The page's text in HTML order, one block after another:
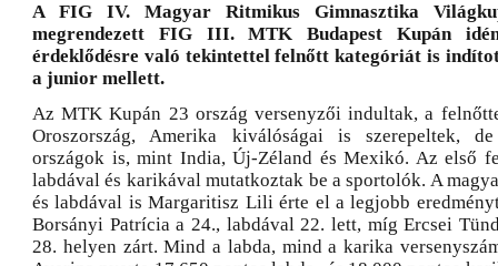
A FIG IV. Magyar Ritmikus Gimnasztika
megrendezett FIG III. MTK Budapest Kupán
érdeklődésre való tekintettel felnőtt kategóriát is
a junior mellett.
Az MTK Kupán 23 ország versenyzői indultak, a
Oroszország, Amerika kiválóságai is szerepeltek,
országok is, mint India, Új-Zéland és Mexikó. Az első
labdával és karikával mutatkoztak be a sportolók. A
és labdával is Margaritisz Lili érte el a legjobb
Borsányi Patrícia a 24., labdával 22. lett, míg Ercsei
28. helyen zárt. Mind a labda, mind a karika